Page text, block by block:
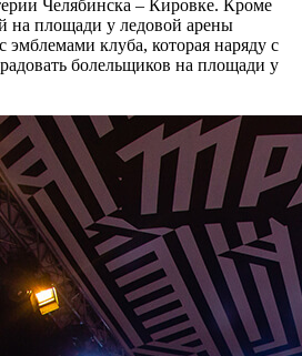
Челябинска – Кировке. Кроме
на площади у ледовой арены
эмблемами клуба, которая наряду с
болельщиков на площади у